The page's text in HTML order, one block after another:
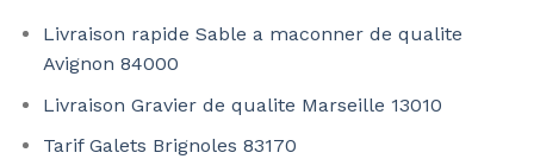
Livraison rapide Sable a maconner de qualite
Avignon 84000
Livraison Gravier de qualite Marseille 13010
Tarif Galets Brignoles 83170